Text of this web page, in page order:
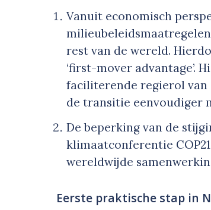
Vanuit economisch
rest van de wereld.
‘first-mover advantage’.
faciliterende regierol van
de transitie eenvoudiger
De beperking van de
klimaatconferentie
wereldwijde
Eerste praktische stap in